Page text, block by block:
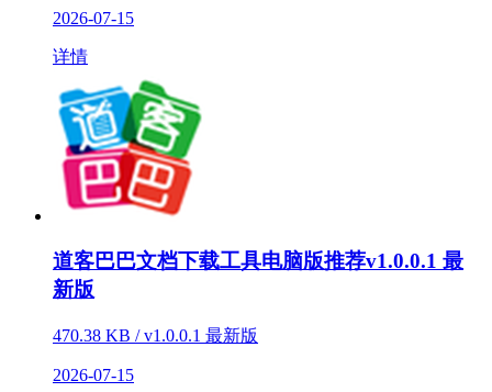
2026-07-15
详情
道客巴巴文档下载工具电脑版推荐v1.0.0.1 最
新版
470.38 KB / v1.0.0.1 最新版
2026-07-15